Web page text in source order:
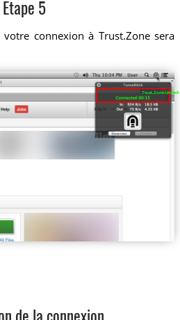
Etape 5
connexion à Trust.Zone sera
Trust.Zone-